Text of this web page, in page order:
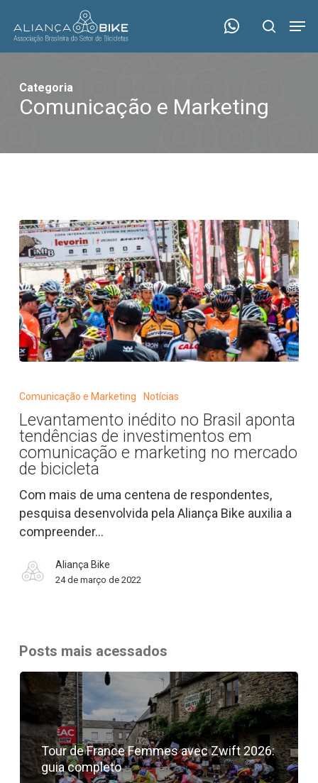
main
search
Categoria
Comunicação e Marketing
Brasil
aponta
tendências
investimentos
em
comunicação
marketing
bicicleta
Comunicação e Marketing Notícias
Levantamento inédito no Brasil aponta
tendências de investimentos em
comunicação e marketing no mercado
de bicicleta
Com mais de uma centena de respondentes,
pesquisa desenvolvida pela Aliança Bike auxilia a
compreender…
Aliança Bike
24 de março de 2022
Posts mais acessados
Tour de France Femmes avec Zwift 2026:
guia completo